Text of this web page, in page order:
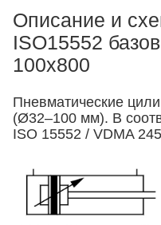
Описание и
ISO15552
100x800
Пневматические
(Ø32–100 мм). В
ISO 15552 / VDMA